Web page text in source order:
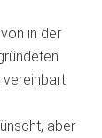
in der
vereinbart
aber